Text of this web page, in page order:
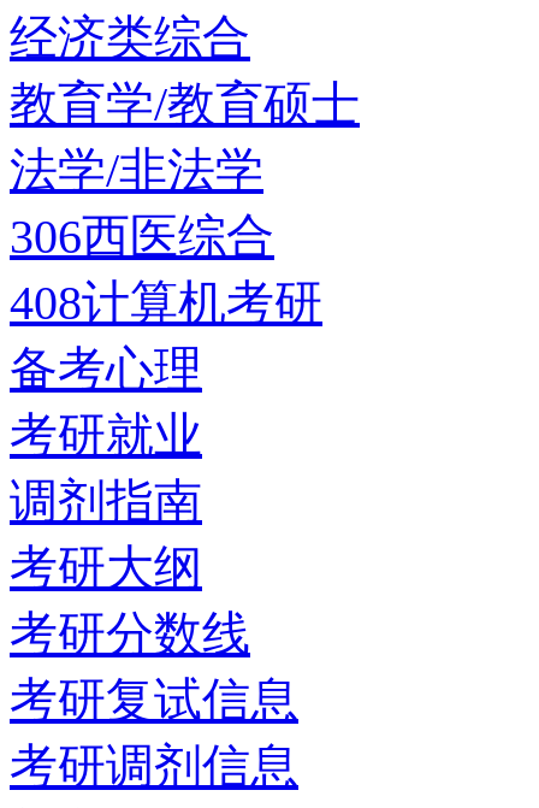
经济类综合
教育学/教育硕士
法学/非法学
306西医综合
408计算机考研
备考心理
考研就业
调剂指南
考研大纲
考研分数线
考研复试信息
考研调剂信息